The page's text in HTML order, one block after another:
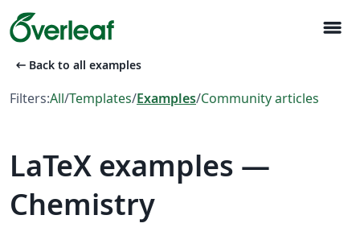
menu
arrow_left_alt Back to all examples
Filters:All/Templates/Examples/Community articles
LaTeX examples —
Chemistry